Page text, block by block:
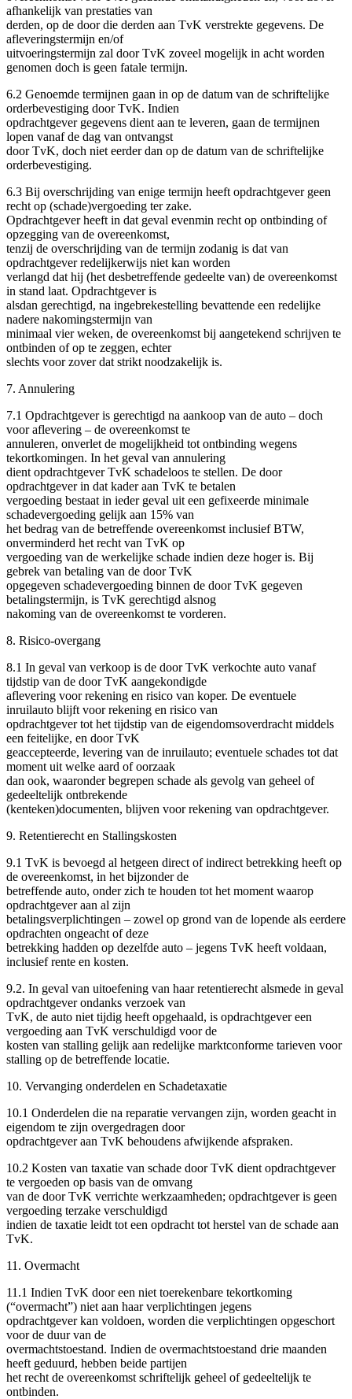
afhankelijk van prestaties van
derden, op de door die derden aan TvK verstrekte gegevens. De
afleveringstermijn en/of
uitvoeringstermijn zal door TvK zoveel mogelijk in acht worden
genomen doch is geen fatale termijn.
6.2 Genoemde termijnen gaan in op de datum van de schriftelijke
orderbevestiging door TvK. Indien
opdrachtgever gegevens dient aan te leveren, gaan de termijnen
lopen vanaf de dag van ontvangst
door TvK, doch niet eerder dan op de datum van de schriftelijke
orderbevestiging.
6.3 Bij overschrijding van enige termijn heeft opdrachtgever geen
recht op (schade)vergoeding ter zake.
Opdrachtgever heeft in dat geval evenmin recht op ontbinding of
opzegging van de overeenkomst,
tenzij de overschrijding van de termijn zodanig is dat van
opdrachtgever redelijkerwijs niet kan worden
verlangd dat hij (het desbetreffende gedeelte van) de overeenkomst
in stand laat. Opdrachtgever is
alsdan gerechtigd, na ingebrekestelling bevattende een redelijke
nadere nakomingstermijn van
minimaal vier weken, de overeenkomst bij aangetekend schrijven te
ontbinden of op te zeggen, echter
slechts voor zover dat strikt noodzakelijk is.
7. Annulering
7.1 Opdrachtgever is gerechtigd na aankoop van de auto – doch
voor aflevering – de overeenkomst te
annuleren, onverlet de mogelijkheid tot ontbinding wegens
tekortkomingen. In het geval van annulering
dient opdrachtgever TvK schadeloos te stellen. De door
opdrachtgever in dat kader aan TvK te betalen
vergoeding bestaat in ieder geval uit een gefixeerde minimale
schadevergoeding gelijk aan 15% van
het bedrag van de betreffende overeenkomst inclusief BTW,
onverminderd het recht van TvK op
vergoeding van de werkelijke schade indien deze hoger is. Bij
gebrek van betaling van de door TvK
opgegeven schadevergoeding binnen de door TvK gegeven
betalingstermijn, is TvK gerechtigd alsnog
nakoming van de overeenkomst te vorderen.
8. Risico-overgang
8.1 In geval van verkoop is de door TvK verkochte auto vanaf
tijdstip van de door TvK aangekondigde
aflevering voor rekening en risico van koper. De eventuele
inruilauto blijft voor rekening en risico van
opdrachtgever tot het tijdstip van de eigendomsoverdracht middels
een feitelijke, en door TvK
geaccepteerde, levering van de inruilauto; eventuele schades tot dat
moment uit welke aard of oorzaak
dan ook, waaronder begrepen schade als gevolg van geheel of
gedeeltelijk ontbrekende
(kenteken)documenten, blijven voor rekening van opdrachtgever.
9. Retentierecht en Stallingskosten
9.1 TvK is bevoegd al hetgeen direct of indirect betrekking heeft op
de overeenkomst, in het bijzonder de
betreffende auto, onder zich te houden tot het moment waarop
opdrachtgever aan al zijn
betalingsverplichtingen – zowel op grond van de lopende als eerdere
opdrachten ongeacht of deze
betrekking hadden op dezelfde auto – jegens TvK heeft voldaan,
inclusief rente en kosten.
9.2. In geval van uitoefening van haar retentierecht alsmede in geval
opdrachtgever ondanks verzoek van
TvK, de auto niet tijdig heeft opgehaald, is opdrachtgever een
vergoeding aan TvK verschuldigd voor de
kosten van stalling gelijk aan redelijke marktconforme tarieven voor
stalling op de betreffende locatie.
10. Vervanging onderdelen en Schadetaxatie
10.1 Onderdelen die na reparatie vervangen zijn, worden geacht in
eigendom te zijn overgedragen door
opdrachtgever aan TvK behoudens afwijkende afspraken.
10.2 Kosten van taxatie van schade door TvK dient opdrachtgever
te vergoeden op basis van de omvang
van de door TvK verrichte werkzaamheden; opdrachtgever is geen
vergoeding terzake verschuldigd
indien de taxatie leidt tot een opdracht tot herstel van de schade aan
TvK.
11. Overmacht
11.1 Indien TvK door een niet toerekenbare tekortkoming
(“overmacht”) niet aan haar verplichtingen jegens
opdrachtgever kan voldoen, worden die verplichtingen opgeschort
voor de duur van de
overmachtstoestand. Indien de overmachtstoestand drie maanden
heeft geduurd, hebben beide partijen
het recht de overeenkomst schriftelijk geheel of gedeeltelijk te
ontbinden.